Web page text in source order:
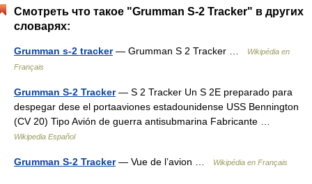
Смотреть что такое "Grumman S-2 Tracker" в других
словарях:
Grumman s-2 tracker— Grumman S 2 Tracker …
Wikipédia en
Français
Grumman S-2 Tracker— S 2 Tracker Un S 2E preparado para
despegar dese el portaaviones estadounidense USS Bennington
(CV 20) Tipo Avión de guerra antisubmarina Fabricante …
Wikipedia Español
Grumman S-2 Tracker— Vue de l’avion … Wikipédia en Français